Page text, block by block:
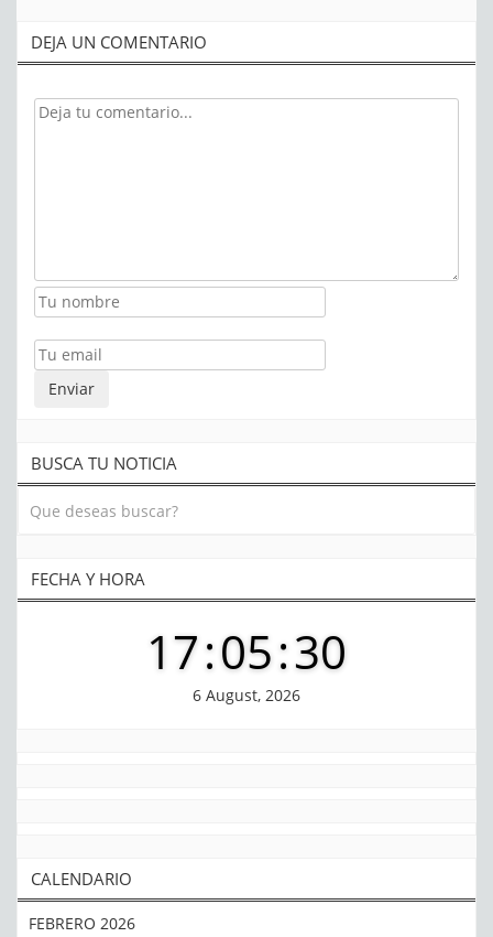
DEJA UN COMENTARIO
BUSCA TU NOTICIA
FECHA Y HORA
17:05:30
6 August, 2026
CALENDARIO
FEBRERO 2026